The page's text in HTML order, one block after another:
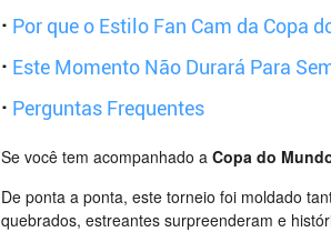
· Por que o Estilo Fan Cam da Copa
· Este Momento Não Durará Para
· Perguntas Frequentes
Se você tem acompanhado aCopa do
De ponta a ponta, este torneio foi moldado
quebrados, estreantes surpreenderam e